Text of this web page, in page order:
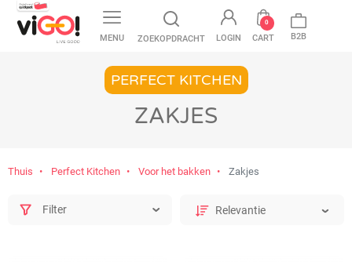
MENU ZOEKOPDRACHT LOGIN CART
0
B2B
PERFECT KITCHEN
ZAKJES
Thuis Perfect Kitchen Voor het bakken Zakjes
Filter